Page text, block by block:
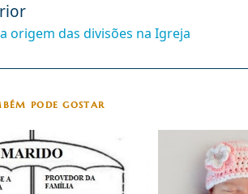
origem das divisões na Igreja
pode gostar